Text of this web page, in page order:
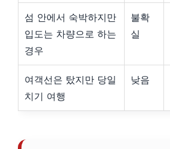
섬 안에서 숙박하지만
입도는 차량으로 하는
경우
불확
실
여객선은 탔지만 당일
치기 여행
낮음